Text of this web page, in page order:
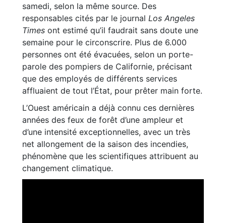
samedi, selon la même source. Des
responsables cités par le journal Los Angeles
Times ont estimé qu’il faudrait sans doute une
semaine pour le circonscrire. Plus de 6.000
personnes ont été évacuées, selon un porte-
parole des pompiers de Californie, précisant
que des employés de différents services
affluaient de tout l’État, pour prêter main forte.
L’Ouest américain a déjà connu ces dernières
années des feux de forêt d’une ampleur et
d’une intensité exceptionnelles, avec un très
net allongement de la saison des incendies,
phénomène que les scientifiques attribuent au
changement climatique.